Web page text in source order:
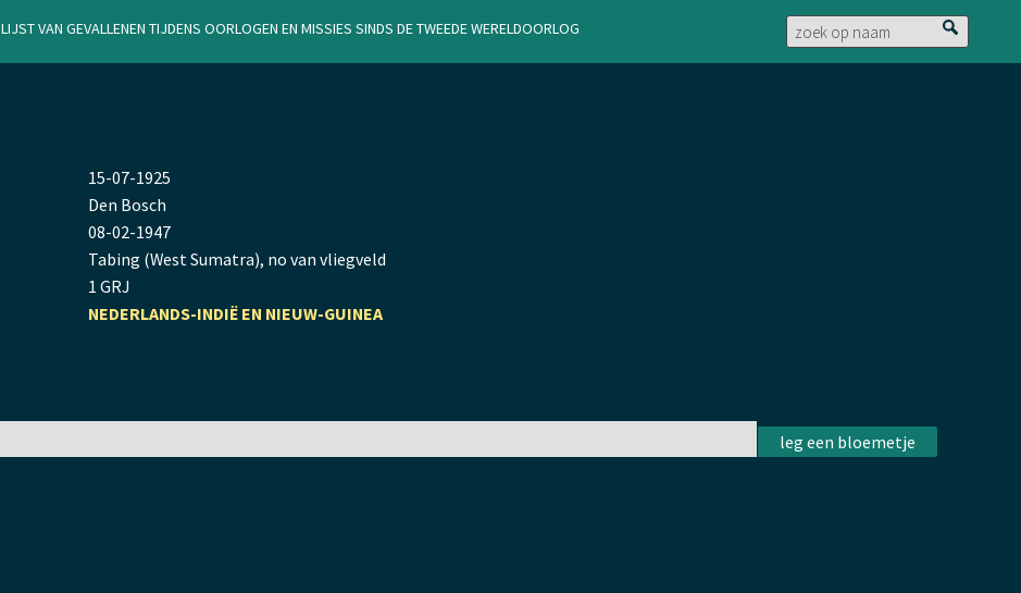
Lijst van gevallenen tijdens oorlogen en missies sinds de Tweede Wereldoorlog
15-07-1925
Den Bosch
08-02-1947
Tabing (West Sumatra), no van vliegveld
1 GRJ
NEDERLANDS-INDIË EN NIEUW-GUINEA